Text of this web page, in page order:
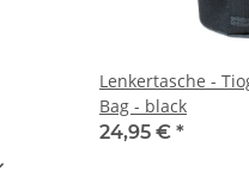
Lenkertasche -
Bag - black
24,95 € *